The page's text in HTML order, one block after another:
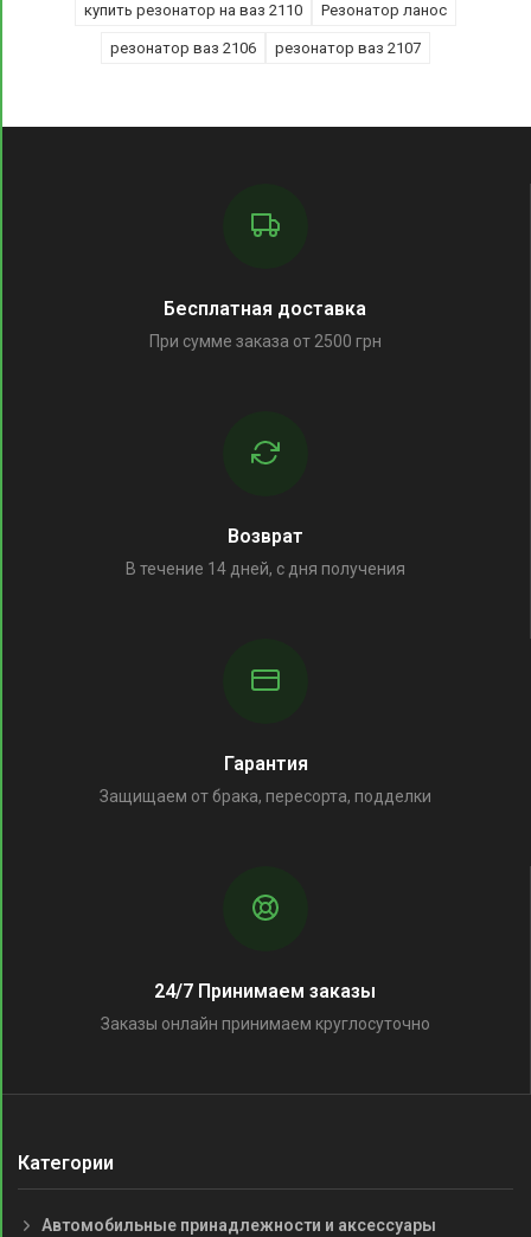
купить резонатор на ваз 2110 Резонатор ланос
резонатор ваз 2106 резонатор ваз 2107
Бесплатная доставка
При сумме заказа от 2500 грн
Возврат
В течение 14 дней, с дня получения
Гарантия
Защищаем от брака, пересорта, подделки
24/7 Принимаем заказы
Заказы онлайн принимаем круглосуточно
Категории
Автомобильные принадлежности и аксессуары